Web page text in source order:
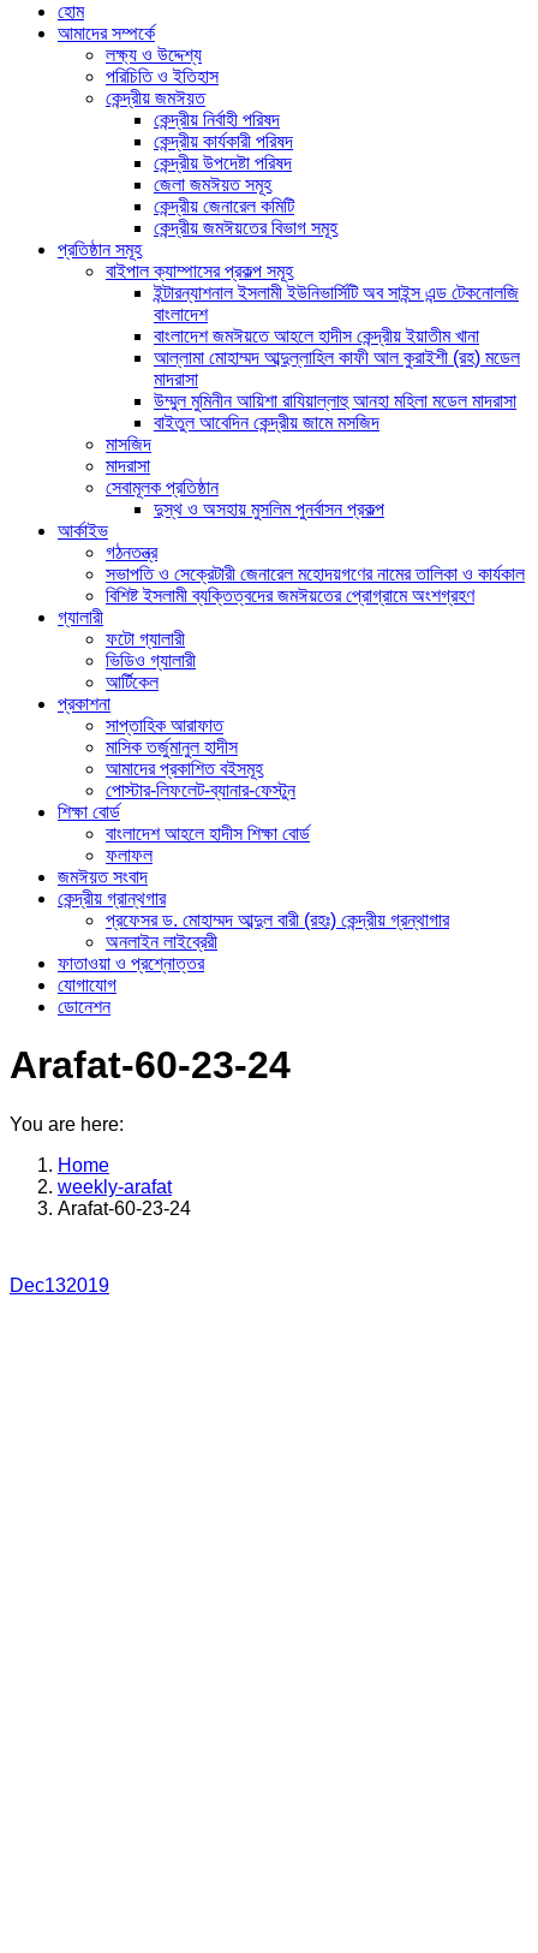
হোম
আমাদের সম্পর্কে
লক্ষ্য ও উদ্দেশ্য
পরিচিতি ও ইতিহাস
কেন্দ্রীয় জমঈয়ত
কেন্দ্রীয় নির্বাহী পরিষদ
কেন্দ্রীয় কার্যকারী পরিষদ
কেন্দ্রীয় উপদেষ্টা পরিষদ
জেলা জমঈয়ত সমূহ
কেন্দ্রীয় জেনারেল কমিটি
কেন্দ্রীয় জমঈয়তের বিভাগ সমূহ
প্রতিষ্ঠান সমূহ
বাইপাল ক্যাম্পাসের প্রকল্প সমূহ
ইন্টারন্যাশনাল ইসলামী ইউনিভার্সিটি অব সাইন্স এন্ড টেকনোলজি
বাংলাদেশ
বাংলাদেশ জমঈয়তে আহলে হাদীস কেন্দ্রীয় ইয়াতীম খানা
আল্লামা মোহাম্মদ আব্দুল্লাহিল কাফী আল কুরাইশী (রহ) মডেল
মাদরাসা
উম্মুল মুমিনীন আয়িশা রাযিয়াল্লাহু আনহা মহিলা মডেল মাদরাসা
বাইতুল আবেদিন কেন্দ্রীয় জামে মসজিদ
মাসজিদ
মাদরাসা
সেবামূলক প্রতিষ্ঠান
দুস্থ ও অসহায় মুসলিম পুনর্বাসন প্রকল্প
আর্কাইভ
গঠনতন্ত্র
সভাপতি ও সেক্রেটারী জেনারেল মহোদয়গণের নামের তালিকা ও কার্যকাল
বিশিষ্ট ইসলামী ব্যক্তিত্বদের জমঈয়তের প্রোগ্রামে অংশগ্রহণ
গ্যালারী
ফটো গ্যালারী
ভিডিও গ্যালারী
আর্টিকেল
প্রকাশনা
সাপ্তাহিক আরাফাত
মাসিক তর্জুমানুল হাদীস
আমাদের প্রকাশিত বইসমূহ
পোস্টার-লিফলেট-ব্যানার-ফেস্টুন
শিক্ষা বোর্ড
বাংলাদেশ আহলে হাদীস শিক্ষা বোর্ড
ফলাফল
জমঈয়ত সংবাদ
কেন্দ্রীয় গ্রান্থগার
প্রফেসর ড. মোহাম্মদ আব্দুল বারী (রহঃ) কেন্দ্রীয় গ্রন্থাগার
অনলাইন লাইব্রেরী
ফাতাওয়া ও প্রশ্নোত্তর
যোগাযোগ
ডোনেশন
Arafat-60-23-24
You are here:
Home
weekly-arafat
Arafat-60-23-24
Dec132019